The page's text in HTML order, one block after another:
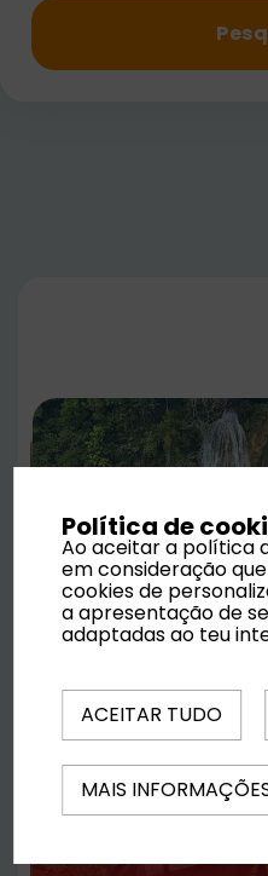
Política de
Ao aceitar a política
em consideração
cookies de
a apresentação de
adaptadas ao teu
ACEITAR TUDO
MAIS